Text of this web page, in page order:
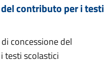
contributo per i testi
concessione del
testi scolastici